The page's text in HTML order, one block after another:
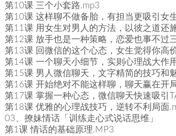
第10课 三个小套路.mp3
第10课 这样聊不做备胎，有担当更吸引女
第11课 用女生对男人的方法，以彼之道还
第12课 放手也是一种策略，恋爱也事不过
第13课 回微信的这个心态，女生觉得你高
第14课 一个聊天小细节，实则心理战大作
第15课 男人微信聊天，文字精简的技巧和
第16课 开始绝对不能这样聊，聊天赢在开
第17课 掌握一种心态，微信聊天快速吸引
第18课 优雅的心理战技巧，逆转不利局面
03、撩妹情话「训练走心式说话思维」
第1课 情话的基础原理.MP3